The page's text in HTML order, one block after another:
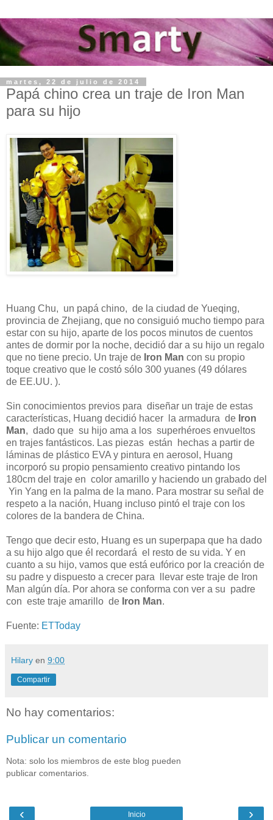
martes, 22 de julio de 2014
Papá chino crea un traje de Iron Man
para su hijo
Huang Chu, un papá chino, de la ciudad de Yueqing,
provincia de Zhejiang, que no consiguió mucho tiempo para
estar con su hijo, aparte de los pocos minutos de cuentos
antes de dormir por la noche, decidió dar a su hijo un regalo
que no tiene precio. Un traje de Iron Man con su propio
toque creativo que le costó sólo 300 yuanes (49 dólares
de EE.UU. ).
Sin conocimientos previos para diseñar un traje de estas
características, Huang decidió hacer la armadura de Iron
Man, dado que su hijo ama a los superhéroes envueltos
en trajes fantásticos. Las piezas están hechas a partir de
láminas de plástico EVA y pintura en aerosol, Huang
incorporó su propio pensamiento creativo pintando los
180cm del traje en color amarillo y haciendo un grabado del
Yin Yang en la palma de la mano. Para mostrar su señal de
respeto a la nación, Huang incluso pintó el traje con los
colores de la bandera de China.
Tengo que decir esto, Huang es un superpapa que ha dado
a su hijo algo que él recordará el resto de su vida. Y en
cuanto a su hijo, vamos que está eufórico por la creación de
su padre y dispuesto a crecer para llevar este traje de Iron
Man algún día. Por ahora se conforma con ver a su padre
con este traje amarillo de Iron Man.
Fuente: ETToday
Hilary en 9:00
Compartir
No hay comentarios:
Publicar un comentario
Nota: solo los miembros de este blog pueden
publicar comentarios.
‹ ›
Inicio